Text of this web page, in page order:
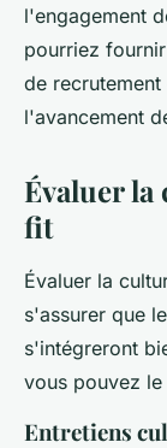
l'engagement
pourriez
de
l'avancement
Évaluer
fit
Évaluer la
s'assurer que
s'intégreront
vous pouvez le
Entretiens